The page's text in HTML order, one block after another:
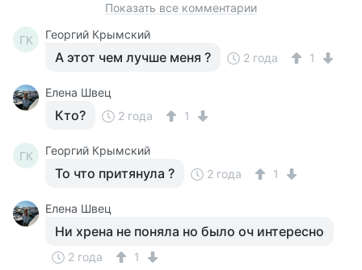
Показать все комментарии
ГК Георгий Крымский
А этот чем лучше меня ? 2 года 1
Елена Швец
Кто? 2 года 1
ГК Георгий Крымский
То что притянула ? 2 года 1
Елена Швец
Ни хрена не поняла но было оч интересно
2 года 1